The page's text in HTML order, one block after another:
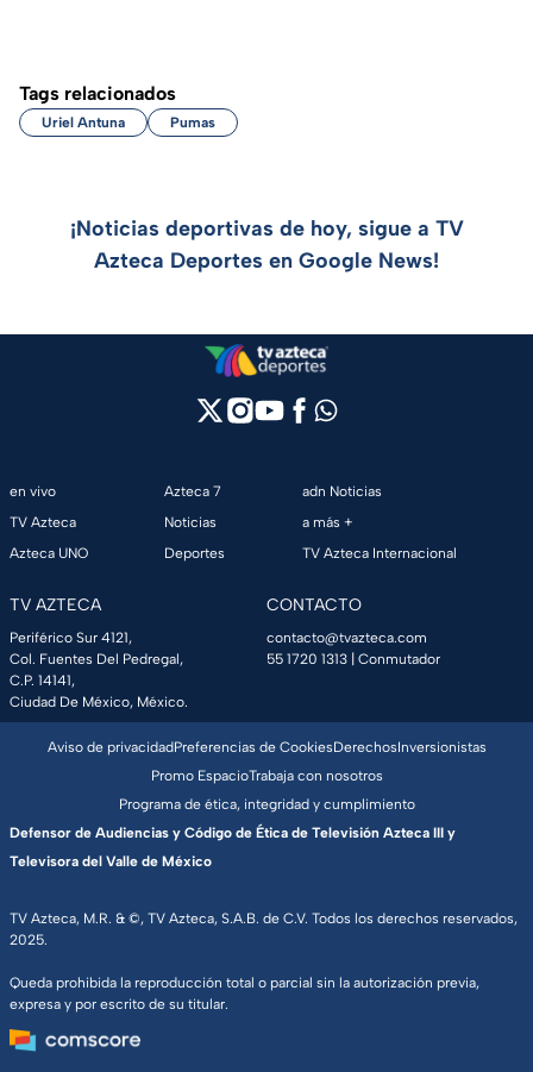
Tags relacionados
Uriel Antuna Pumas
¡Noticias deportivas de hoy, sigue a TV
Azteca Deportes en Google News!
en vivo
TV Azteca
Azteca UNO
Azteca 7
Noticias
Deportes
adn Noticias
a más +
TV Azteca Internacional
TV AZTECA
Periférico Sur 4121,
Col. Fuentes Del Pedregal,
C.P. 14141,
Ciudad De México, México.
CONTACTO
contacto@tvazteca.com
55 1720 1313 | Conmutador
TV Azteca, M.R. & ©, TV Azteca, S.A.B. de C.V. Todos los derechos reservados,
2025.
Queda prohibida la reproducción total o parcial sin la autorización previa,
expresa y por escrito de su titular.
Aviso de privacidadPreferencias de CookiesDerechosInversionistas
Promo EspacioTrabaja con nosotros
Programa de ética, integridad y cumplimiento
Defensor de Audiencias y Código de Ética de Televisión Azteca III y
Televisora del Valle de México